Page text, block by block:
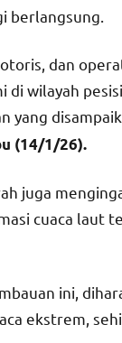
berlangsung.
dan
di wilayah
yang
(14/1/26).
juga
cuaca laut
ini,
ekstrem,